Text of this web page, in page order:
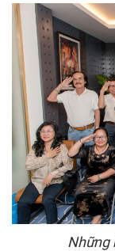
Những